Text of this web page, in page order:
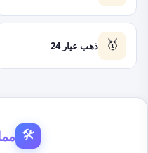
🥇 ذهب عيار 24
🛠